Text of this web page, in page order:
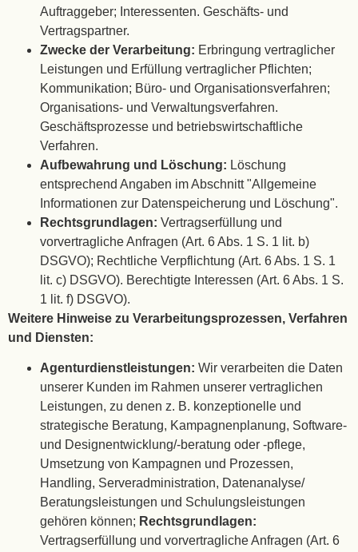
Auftraggeber; Interessenten. Geschäfts- und
Vertragspartner.
Zwecke der Verarbeitung: Erbringung vertraglicher
Leistungen und Erfüllung vertraglicher Pflichten;
Kommunikation; Büro- und Organisationsverfahren;
Organisations- und Verwaltungsverfahren.
Geschäftsprozesse und betriebswirtschaftliche
Verfahren.
Aufbewahrung und Löschung: Löschung
entsprechend Angaben im Abschnitt "Allgemeine
Informationen zur Datenspeicherung und Löschung".
Rechtsgrundlagen: Vertragserfüllung und
vorvertragliche Anfragen (Art. 6 Abs. 1 S. 1 lit. b)
DSGVO); Rechtliche Verpflichtung (Art. 6 Abs. 1 S. 1
lit. c) DSGVO). Berechtigte Interessen (Art. 6 Abs. 1 S.
1 lit. f) DSGVO).
Weitere Hinweise zu Verarbeitungsprozessen, Verfahren
und Diensten:
Agenturdienstleistungen: Wir verarbeiten die Daten
unserer Kunden im Rahmen unserer vertraglichen
Leistungen, zu denen z. B. konzeptionelle und
strategische Beratung, Kampagnenplanung, Software-
und Designentwicklung/-beratung oder -pflege,
Umsetzung von Kampagnen und Prozessen,
Handling, Serveradministration, Datenanalyse/
Beratungsleistungen und Schulungsleistungen
gehören können; Rechtsgrundlagen:
Vertragserfüllung und vorvertragliche Anfragen (Art. 6